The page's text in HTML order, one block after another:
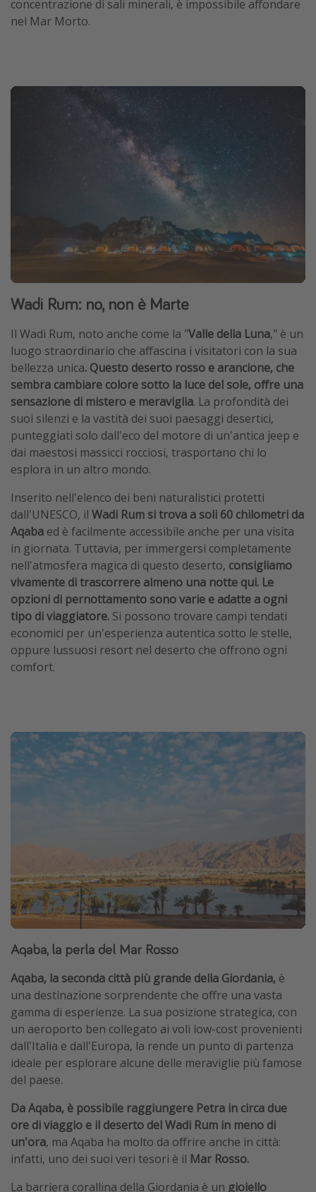
concentrazione di sali minerali, è impossibile affondare
nel Mar Morto.
Wadi Rum: no, non è Marte
Il Wadi Rum, noto anche come la "Valle della Luna," è un
luogo straordinario che affascina i visitatori con la sua
bellezza unica. Questo deserto rosso e arancione, che
sembra cambiare colore sotto la luce del sole, offre una
sensazione di mistero e meraviglia. La profondità dei
suoi silenzi e la vastità dei suoi paesaggi desertici,
punteggiati solo dall'eco del motore di un'antica jeep e
dai maestosi massicci rocciosi, trasportano chi lo
esplora in un altro mondo.
Inserito nell'elenco dei beni naturalistici protetti
dall'UNESCO, il Wadi Rum si trova a soli 60 chilometri da
Aqaba ed è facilmente accessibile anche per una visita
in giornata. Tuttavia, per immergersi completamente
nell'atmosfera magica di questo deserto, consigliamo
vivamente di trascorrere almeno una notte qui. Le
opzioni di pernottamento sono varie e adatte a ogni
tipo di viaggiatore. Si possono trovare campi tendati
economici per un'esperienza autentica sotto le stelle,
oppure lussuosi resort nel deserto che offrono ogni
comfort.
Aqaba, la perla del Mar Rosso
Aqaba, la seconda città più grande della Giordania, è
una destinazione sorprendente che offre una vasta
gamma di esperienze. La sua posizione strategica, con
un aeroporto ben collegato ai voli low-cost provenienti
dall'Italia e dall'Europa, la rende un punto di partenza
ideale per esplorare alcune delle meraviglie più famose
del paese.
Da Aqaba, è possibile raggiungere Petra in circa due
ore di viaggio e il deserto del Wadi Rum in meno di
un'ora, ma Aqaba ha molto da offrire anche in città:
infatti, uno dei suoi veri tesori è il Mar Rosso.
La barriera corallina della Giordania è un gioiello